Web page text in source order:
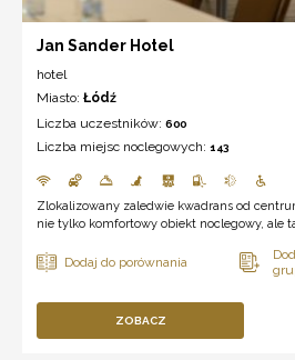
Jan Sander Hotel
hotel
Miasto: Łódź
Liczba uczestników: 600
Liczba miejsc noclegowych: 143
Zlokalizowany zaledwie kwadrans od
nie tylko komfortowy obiekt noclegowy, ale
ZOBACZ